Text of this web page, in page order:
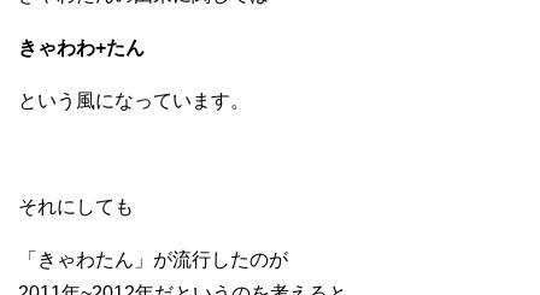
きゃわわ+たん
という風になっています。
それにしても
「きゃわたん」が流行したのが